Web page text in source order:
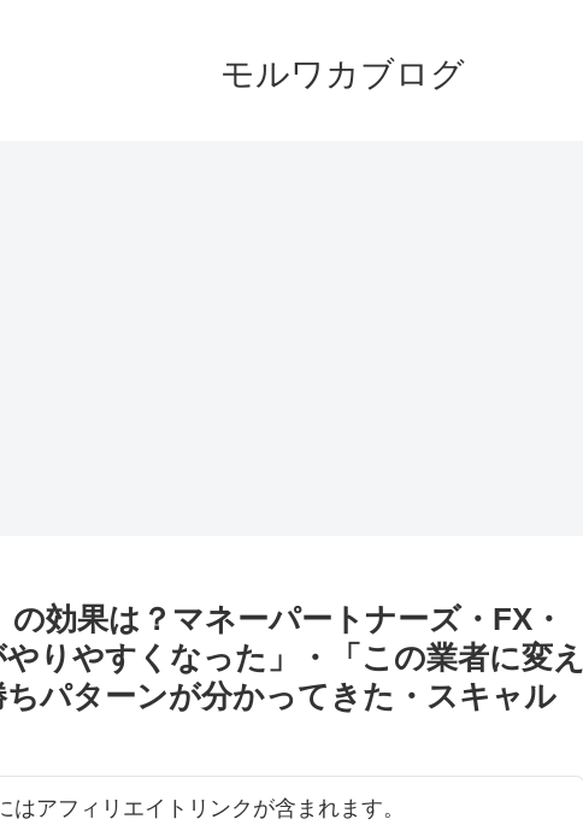
モルワカブログ
効果は？マネーパートナーズ・FX・
りやすくなった」・「この業者に変え
パターンが分かってきた・スキャル
はアフィリエイトリンクが含まれます。